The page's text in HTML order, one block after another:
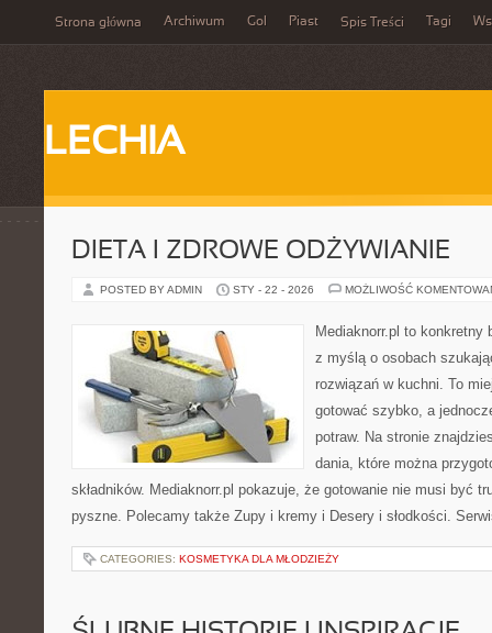
Strona główna Archiwum Gol Piast Spis Treści Tagi
LECHIA
DIETA I ZDROWE ODŻYWIANIE
POSTED BY ADMIN STY - 22 - 2026 MOŻLIWOŚĆ
Mediaknorr.pl to konkretny
z myślą o osobach
rozwiązań w kuchni. To
gotować szybko, a
potraw. Na stronie
dania, które można
składników. Mediaknorr.pl pokazuje, że gotowanie nie musi być
pyszne. Polecamy także Zupy i kremy i Desery i słodkości.
CATEGORIES: KOSMETYKA DLA MŁODZIEŻY